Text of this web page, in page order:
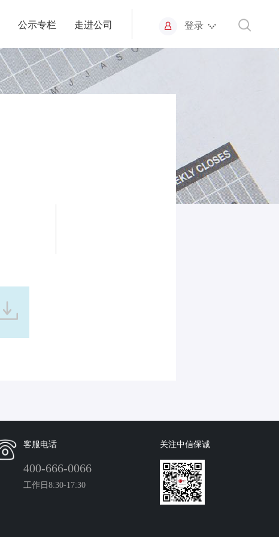
公示专栏 走进公司 登录
客服电话
400-666-0066
工作日8:30-17:30
关注中信保诚